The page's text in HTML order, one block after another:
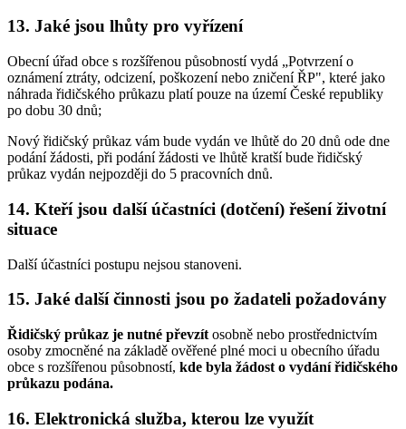
13. Jaké jsou lhůty pro vyřízení
Obecní úřad obce s rozšířenou působností vydá „Potvrzení o
oznámení ztráty, odcizení, poškození nebo zničení ŘP", které jako
náhrada řidičského průkazu platí pouze na území České republiky
po dobu 30 dnů;
Nový řidičský průkaz vám bude vydán ve lhůtě do 20 dnů ode dne
podání žádosti, při podání žádosti ve lhůtě kratší bude řidičský
průkaz vydán nejpozději do 5 pracovních dnů.
14. Kteří jsou další účastníci (dotčení) řešení životní
situace
Další účastníci postupu nejsou stanoveni.
15. Jaké další činnosti jsou po žadateli požadovány
Řidičský průkaz je nutné převzít osobně nebo prostřednictvím
osoby zmocněné na základě ověřené plné moci u obecního úřadu
obce s rozšířenou působností, kde byla žádost o vydání řidičského
průkazu podána.
16. Elektronická služba, kterou lze využít